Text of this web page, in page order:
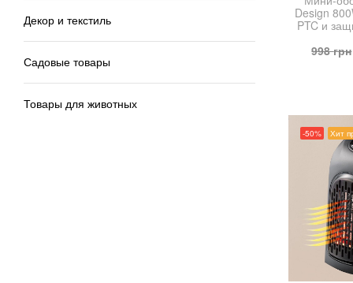
Декор и текстиль
Садовые товары
Товары для животных
Design
PTC и
998грн
-50% Хит